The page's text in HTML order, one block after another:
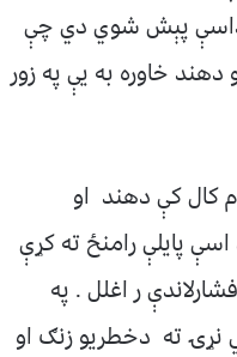
داسې پېش شوي دي چې
خاوره به يې په زور
دهندو اټومي بم Hindu atomic bombجوړيدل یو خوا، اوپه 1972 م کال کې دهند او
پایلې رامنځ ته کړې
ر اغلل . په
نړۍ ته دخطريو زنګ او